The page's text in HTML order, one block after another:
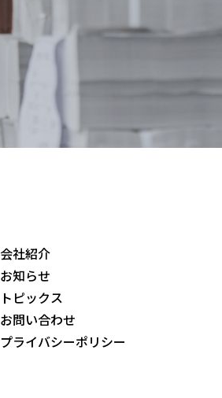
会社紹介
お知らせ
トピックス
お問い合わせ
プライバシーポリシー